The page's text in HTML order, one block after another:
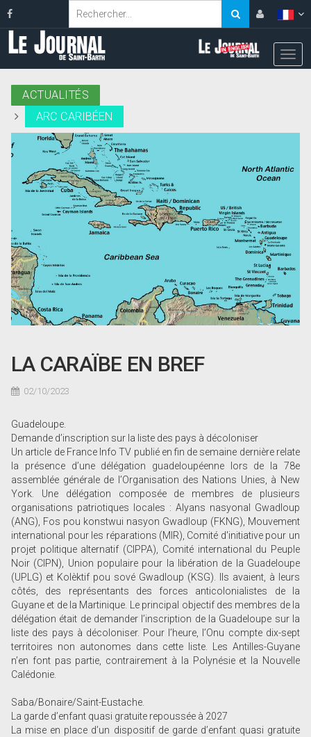
ACTUALITÉS
ARC CARIBÉEN
LA CARAÏBE EN BREF
02/10/2023
Guadeloupe.
Demande d’inscription sur la liste des pays à décoloniser
Un article de France Info TV publié en fin de semaine dernière relate
la présence d’une délégation guadeloupéenne lors de la 78e
assemblée générale de l’Organisation des Nations Unies, à New
York. Une délégation composée de membres de plusieurs
organisations patriotiques locales : Alyans nasyonal Gwadloup
(ANG), Fos pou konstwui nasyon Gwadloup (FKNG), Mouvement
international pour les réparations (MIR), Comité d'initiative pour un
projet politique alternatif (CIPPA), Comité international du Peuple
Noir (CIPN), Union populaire pour la libération de la Guadeloupe
(UPLG) et Kolèktif pou sové Gwadloup (KSG). Ils avaient, à leurs
côtés, des représentants des forces anticolonialistes de la
Guyane et de la Martinique. Le principal objectif des membres de la
délégation était de demander l’inscription de la Guadeloupe sur la
liste des pays à décoloniser. Pour l’heure, l’Onu compte dix-sept
territoires non autonomes dans cette liste. Les Antilles-Guyane
n’en font pas partie, contrairement à la Polynésie et la Nouvelle
Calédonie.
Saba/Bonaire/Saint-Eustache.
La garde d’enfant quasi gratuite repoussée à 2027
La mise en place d’un dispositif de garde d’enfant quasi gratuite